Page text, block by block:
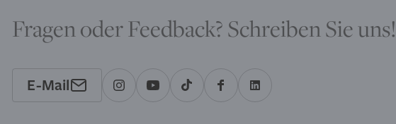
Fragen oder Feedback? Schreiben Sie uns!
E-Mail